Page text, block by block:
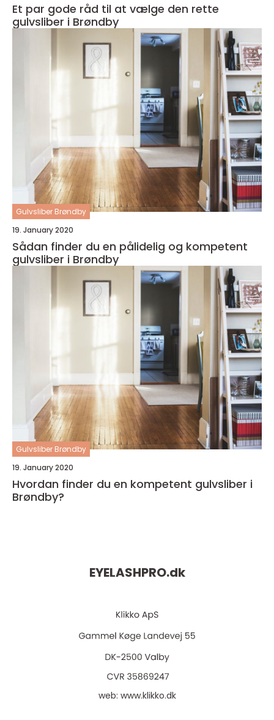
Et par gode råd til at vælge den rette
gulvsliber i Brøndby
Gulvsliber Brøndby
19. January 2020
Sådan finder du en pålidelig og kompetent
gulvsliber i Brøndby
Gulvsliber Brøndby
19. January 2020
Hvordan finder du en kompetent gulvsliber i
Brøndby?
EYELASHPRO.dk
web: www.klikko.dk